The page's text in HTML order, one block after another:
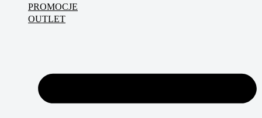
PROMOCJE
OUTLET